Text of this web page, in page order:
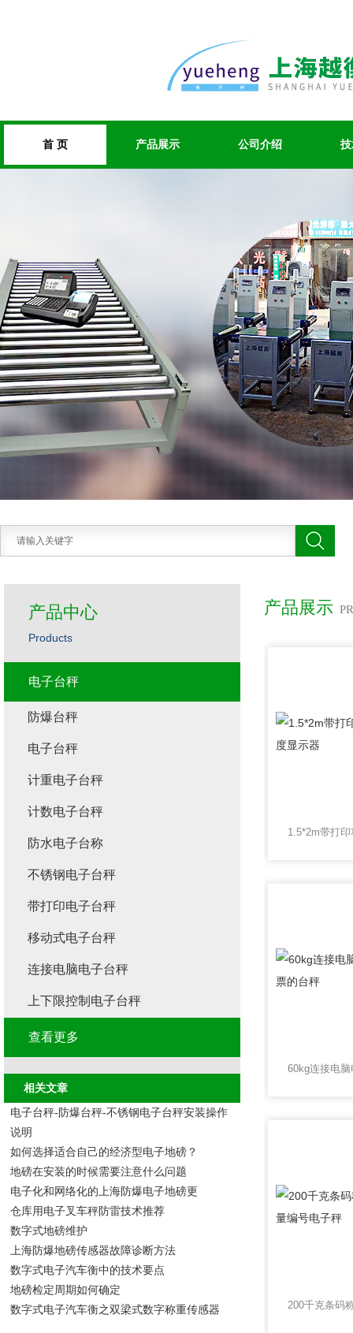
首 页 产品展示 公司介绍
产品展示
产品中心
Products
电子台秤
防爆台秤
电子台秤
计重电子台秤
计数电子台秤
防水电子台称
不锈钢电子台秤
带打印电子台秤
移动式电子台秤
连接电脑电子台秤
上下限控制电子台秤
查看更多
相关文章
电子台秤-防爆台秤-不锈钢电子台秤安装操作
说明
如何选择适合自己的经济型电子地磅？
地磅在安装的时候需要注意什么问题
电子化和网络化的上海防爆电子地磅更
仓库用电子叉车秤防雷技术推荐
数字式地磅维护
上海防爆地磅传感器故障诊断方法
数字式电子汽车衡中的技术要点
​地磅检定周期如何确定
数字式电子汽车衡之双梁式数字称重传感器